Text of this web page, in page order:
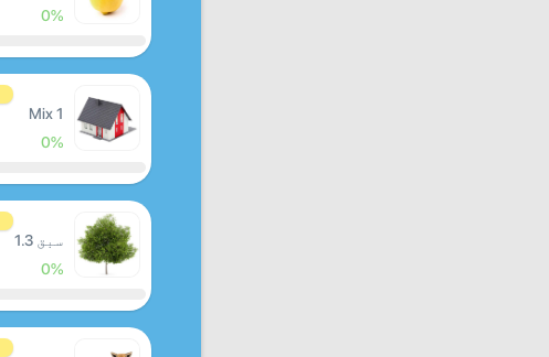
0%
Mix 1
0%
سبق 1.3
0%